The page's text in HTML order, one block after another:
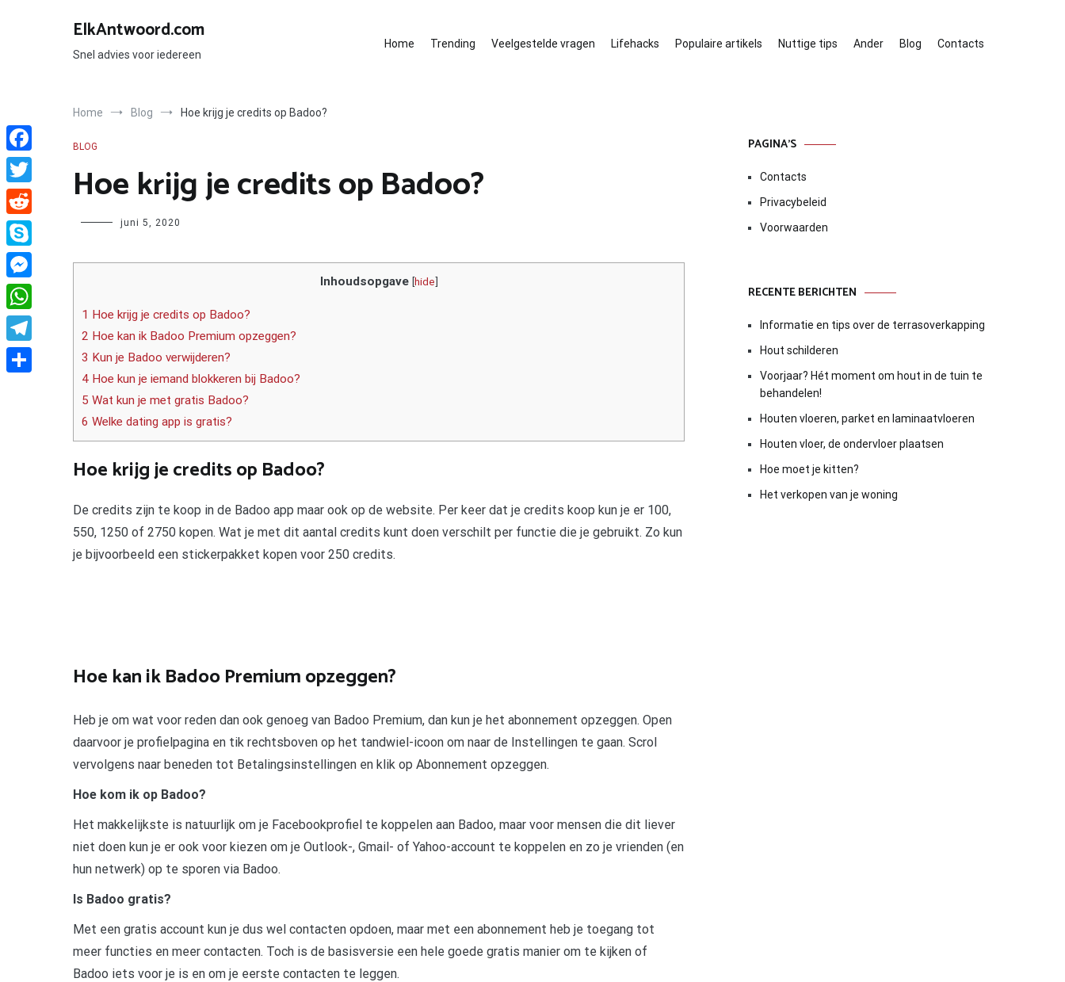
ElkAntwoord.com
Snel advies voor iedereen
Home Trending Veelgestelde vragen Lifehacks Populaire artikels Nuttige tips Ander Blog Contacts
Home Blog Hoe krijg je credits op Badoo?
BLOG
Hoe krijg je credits op Badoo?
Author juni 5, 2020
Inhoudsopgave [hide]
1 Hoe krijg je credits op Badoo?
2 Hoe kan ik Badoo Premium opzeggen?
3 Kun je Badoo verwijderen?
4 Hoe kun je iemand blokkeren bij Badoo?
5 Wat kun je met gratis Badoo?
6 Welke dating app is gratis?
Hoe krijg je credits op Badoo?
De credits zijn te koop in de Badoo app maar ook op de website. Per keer dat je credits koop kun je er 100,
550, 1250 of 2750 kopen. Wat je met dit aantal credits kunt doen verschilt per functie die je gebruikt. Zo kun
je bijvoorbeeld een stickerpakket kopen voor 250 credits.
Hoe kan ik Badoo Premium opzeggen?
Heb je om wat voor reden dan ook genoeg van Badoo Premium, dan kun je het abonnement opzeggen. Open
daarvoor je profielpagina en tik rechtsboven op het tandwiel-icoon om naar de Instellingen te gaan. Scrol
vervolgens naar beneden tot Betalingsinstellingen en klik op Abonnement opzeggen.
Hoe kom ik op Badoo?
Het makkelijkste is natuurlijk om je Facebookprofiel te koppelen aan Badoo, maar voor mensen die dit liever
niet doen kun je er ook voor kiezen om je Outlook-, Gmail- of Yahoo-account te koppelen en zo je vrienden (en
hun netwerk) op te sporen via Badoo.
Is Badoo gratis?
Met een gratis account kun je dus wel contacten opdoen, maar met een abonnement heb je toegang tot
meer functies en meer contacten. Toch is de basisversie een hele goede gratis manier om te kijken of
Badoo iets voor je is en om je eerste contacten te leggen.
PAGINA’S
Contacts
Privacybeleid
Voorwaarden
RECENTE BERICHTEN
Informatie en tips over de terrasoverkapping
Hout schilderen
Voorjaar? Hét moment om hout in de tuin te
behandelen!
Houten vloeren, parket en laminaatvloeren
Houten vloer, de ondervloer plaatsen
Hoe moet je kitten?
Het verkopen van je woning
Facebook
Twitter
Reddit
Skype
Messenger
WhatsApp
Telegram